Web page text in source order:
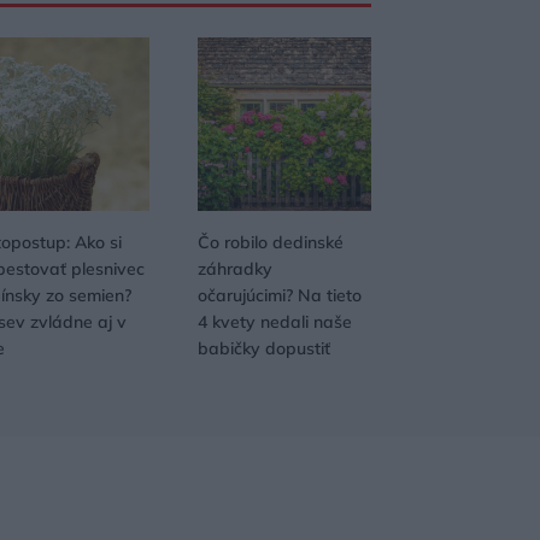
Ako si
plesnivec
zo semien?
zvládne aj v
Čo robilo dedinské
záhradky
očarujúcimi? Na tieto
4 kvety nedali naše
babičky dopustiť